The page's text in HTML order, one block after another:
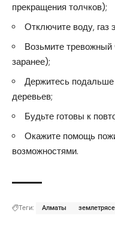
прекращения толчков);
Отключите воду, газ
Возьмите
заранее);
Держитесь подальше
деревьев;
Будьте готовы к
Окажите помощь
возможностями.
Теги: Алматы